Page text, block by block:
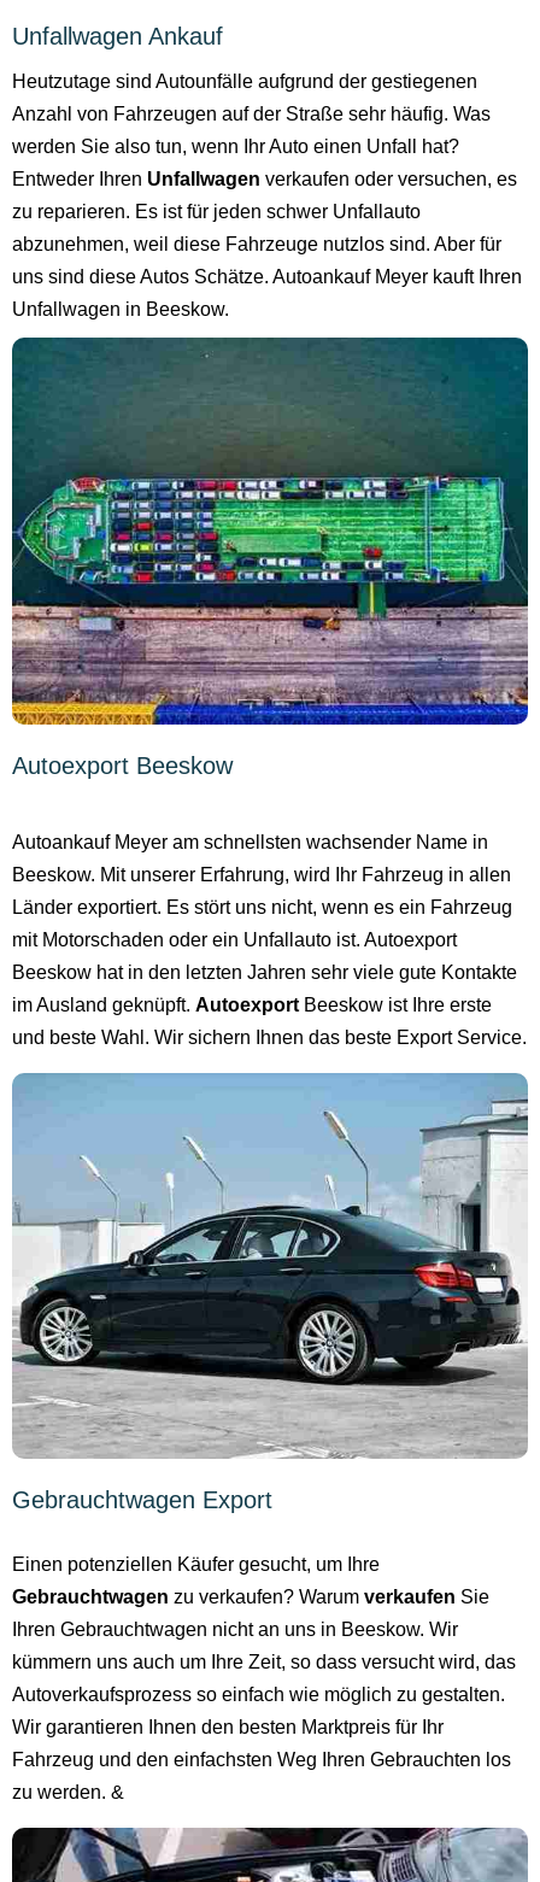
Unfallwagen Ankauf
Heutzutage sind Autounfälle aufgrund der gestiegenen
Anzahl von Fahrzeugen auf der Straße sehr häufig. Was
werden Sie also tun, wenn Ihr Auto einen Unfall hat?
Entweder Ihren Unfallwagen verkaufen oder versuchen, es
zu reparieren. Es ist für jeden schwer Unfallauto
abzunehmen, weil diese Fahrzeuge nutzlos sind. Aber für
uns sind diese Autos Schätze. Autoankauf Meyer kauft Ihren
Unfallwagen in Beeskow.
Autoexport Beeskow
Autoankauf Meyer am schnellsten wachsender Name in
Beeskow. Mit unserer Erfahrung, wird Ihr Fahrzeug in allen
Länder exportiert. Es stört uns nicht, wenn es ein Fahrzeug
mit Motorschaden oder ein Unfallauto ist. Autoexport
Beeskow hat in den letzten Jahren sehr viele gute Kontakte
im Ausland geknüpft. Autoexport Beeskow ist Ihre erste
und beste Wahl. Wir sichern Ihnen das beste Export Service.
Gebrauchtwagen Export
Einen potenziellen Käufer gesucht, um Ihre
Gebrauchtwagen zu verkaufen? Warum verkaufen Sie
Ihren Gebrauchtwagen nicht an uns in Beeskow. Wir
kümmern uns auch um Ihre Zeit, so dass versucht wird, das
Autoverkaufsprozess so einfach wie möglich zu gestalten.
Wir garantieren Ihnen den besten Marktpreis für Ihr
Fahrzeug und den einfachsten Weg Ihren Gebrauchten los
zu werden. &